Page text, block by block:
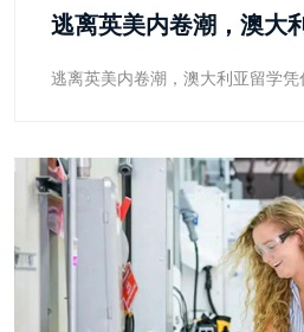
逃离英美内卷潮，澳大利亚留学